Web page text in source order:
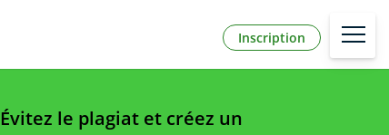
Inscription
Évitez le plagiat et créez un